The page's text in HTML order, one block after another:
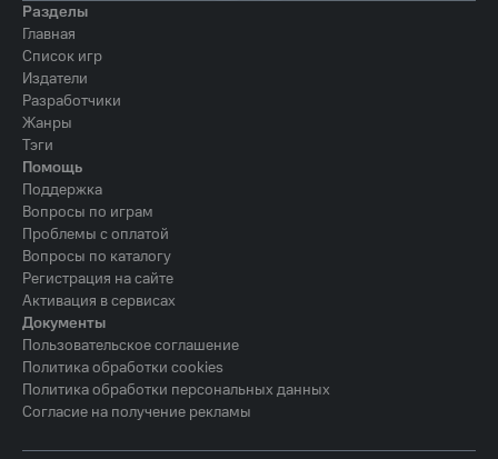
Разделы
Главная
Список игр
Издатели
Разработчики
Жанры
Тэги
Помощь
Поддержка
Вопросы по играм
Проблемы с оплатой
Вопросы по каталогу
Регистрация на сайте
Активация в сервисах
Документы
Пользовательское соглашение
Политика обработки cookies
Политика обработки персональных данных
Согласие на получение рекламы